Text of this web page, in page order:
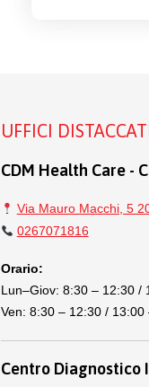
UFFICI
CDM Health Care -
Via Mauro Macchi, 5
0267071816
Orario:
Lun–Giov: 8:30 – 12:30 /
Ven: 8:30 – 12:30 / 13:00
Centro Diagnostico